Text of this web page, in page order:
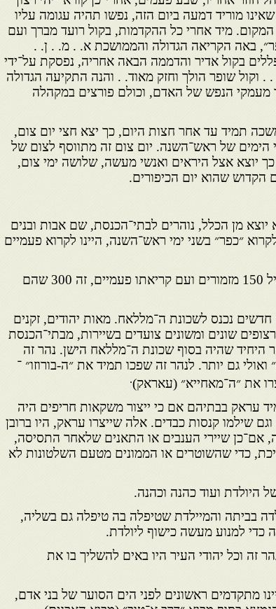
מוריד דמעה ביום הזה, נפשו תהיה עגומה עליו
המקום. מיד אחרי כל ההקדמות, בקול רועד מברך ועם
באה הקריאה הגדולה והממושכת א. . מ. . ן. .
בקול אדיר והדממה הבאה אחריה, נפסקת על־ידי
שופר הולך וחזק מאוד. . והנה התקיעה הגדולה
הנפש של האדם, וכולם פורצים במקהלה
תמיד עד אחר חצות היום, כך יצא חצי יום צום,
הימים של ראש־השנה. יום צום זה מתווסף לצום של
יוצא אצל היראים ואנשי מעשה, שלושה ימי צום,
הקדוש שהוא יום הכיפורים.
מן הכלל, נוהרים לבתי־הכנסת, שם אבות ובנים
״כפר״ בשני ימי ראש־השנה, היינו לקרוא פעמיים
: ספר התהלים מכיל 150 מזמורים ועם קריאתו פעמיים, זה 300 שהם
נכנס לשכונת ה־מללאח. מאות יהודים, זקנים
שונים ומשונים צועדים בשיירות, מבתי־הכנסת
היחיד שהיה בסוף שכונת ה־מללאח הישן. נהר זה
גם יותר. לנהר זה שפכו תמיד את ״ה-בורוזו״ ־
את ״ה־מאחייא״ (עאראק).
עראק בבתיהם אם כי ייצור משקאות חריפים היה
שילמו קנסות כבדים. אלה שייצרו עראק, היו ברובן
אם־כן שיירי הענבים או התאנים שלאחר התסיסה,
כדי שהשוטרים או הממונים מטעם השלטונות לא
היולדת ועוד כהנה וכהנה.
בביתה והמיילדת שטיפלה בה טיפלה גם בשליה,
כדי למנוע מעשה כישוף ליולדת.
זה וכל יהודי העיר היו באים להשליך בו את
מתקדמים ראשונים לפני הים הסוער של בני אדם,